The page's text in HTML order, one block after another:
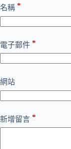
名稱 *
電子郵件 *
網站
新增留言 *